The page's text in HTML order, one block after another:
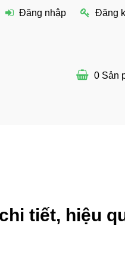
tiết, hiệu
Đăng nhập Đăng
0 Sản